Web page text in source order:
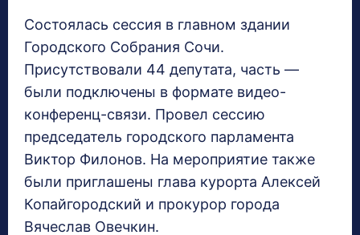
Состоялась сессия в главном здании
Городского Собрания Сочи.
Присутствовали 44 депутата, часть —
были подключены в формате видео-
конференц-связи. Провел сессию
председатель городского парламента
Виктор Филонов. На мероприятие также
были приглашены глава курорта Алексей
Копайгородский и прокурор города
Вячеслав Овечкин.